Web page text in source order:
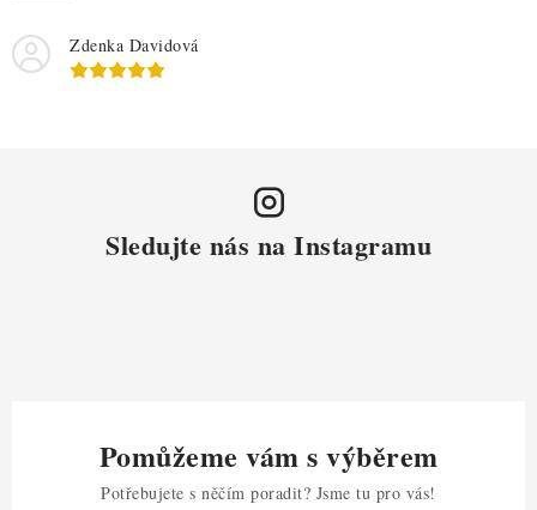
Zdenka Davidová
Sledujte nás na Instagramu
Pomůžeme vám s výběrem
Potřebujete s něčím poradit? Jsme tu pro vás!